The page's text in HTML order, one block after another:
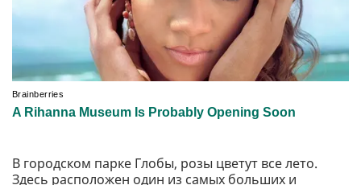
В городском парке Глобы, розы цветут все лето.
Здесь расположен один из самых больших и